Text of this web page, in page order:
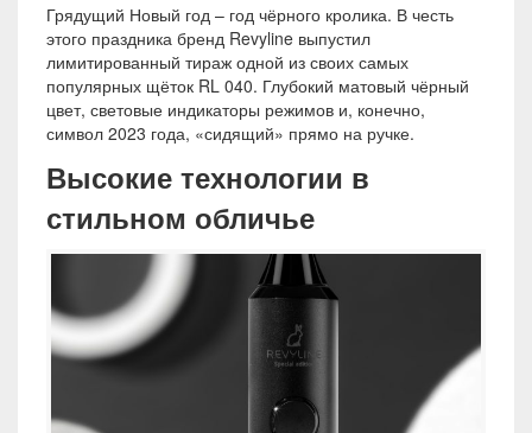
Грядущий Новый год – год чёрного кролика. В честь
этого праздника бренд Revyline выпустил
лимитированный тираж одной из своих самых
популярных щёток RL 040. Глубокий матовый чёрный
цвет, световые индикаторы режимов и, конечно,
символ 2023 года, «сидящий» прямо на ручке.
Высокие технологии в
стильном обличье